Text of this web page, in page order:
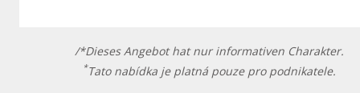
/*Dieses Angebot hat nur informativen Charakter.
*Tato nabídka je platná pouze pro podnikatele.